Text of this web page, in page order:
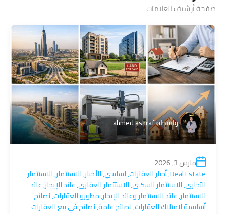
صفحة أرشيف العلامات
بواسطةahmed ashraf
مارس 3, 2026
Real Estate
,أخبار العقارات,اساسي,الأخبار,الاستثمار,الاستثمار
التجاري,الاستثمار السكني,الاستثمار العقاري,عائد الإيجار,عائد
الاستثمار,عائد الاستثمار وعائد الإيجار,مطورو العقارات,نصائح
أساسية لامتلاك العقارات,نصائح عامة,نصائح في بيع العقارات